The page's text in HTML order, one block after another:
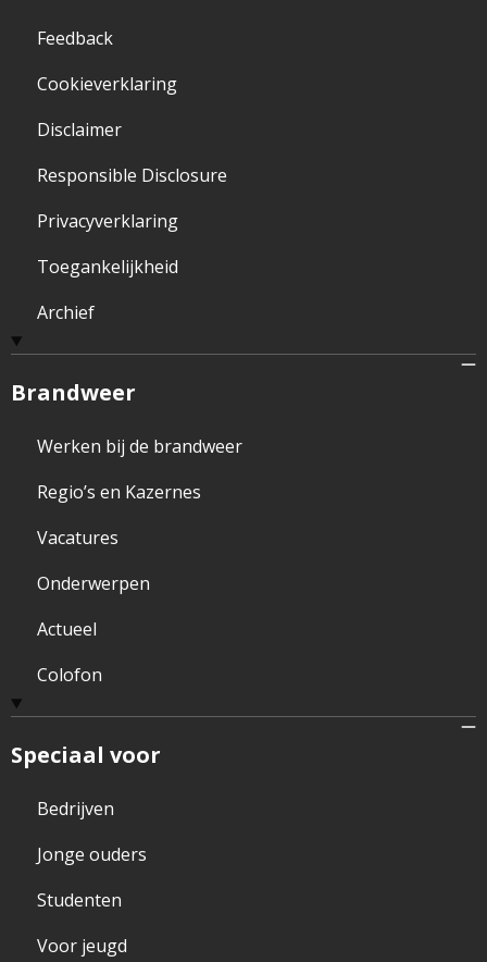
Feedback
Cookieverklaring
Disclaimer
Responsible Disclosure
Privacyverklaring
Toegankelijkheid
Archief
Brandweer
Werken bij de brandweer
Regio’s en Kazernes
Vacatures
Onderwerpen
Actueel
Colofon
Speciaal voor
Bedrijven
Jonge ouders
Studenten
Voor jeugd